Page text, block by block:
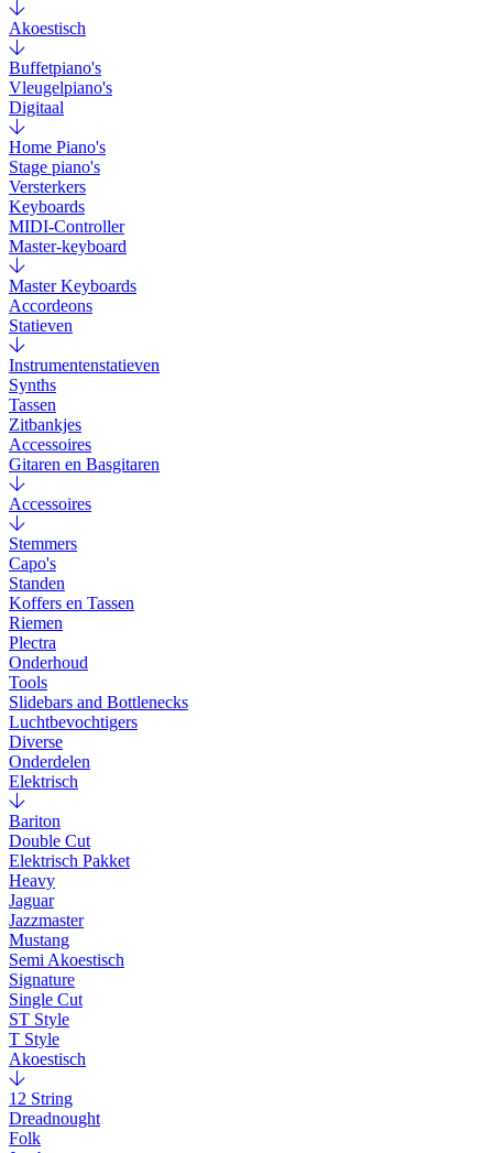
Akoestisch
Buffetpiano's
Vleugelpiano's
Digitaal
Home Piano's
Stage piano's
Versterkers
Keyboards
MIDI-Controller
Master-keyboard
Master Keyboards
Accordeons
Statieven
Instrumentenstatieven
Synths
Tassen
Zitbankjes
Accessoires
Gitaren en Basgitaren
Accessoires
Stemmers
Capo's
Standen
Koffers en Tassen
Riemen
Plectra
Onderhoud
Tools
Slidebars and Bottlenecks
Luchtbevochtigers
Diverse
Onderdelen
Elektrisch
Bariton
Double Cut
Elektrisch Pakket
Heavy
Jaguar
Jazzmaster
Mustang
Semi Akoestisch
Signature
Single Cut
ST Style
T Style
Akoestisch
12 String
Dreadnought
Folk